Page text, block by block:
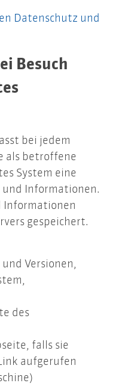
Datenschutz und
Besuch
bei jedem
als betroffene
System eine
und Informationen.
Informationen
gespeichert.
Versionen,
des
falls sie
aufgerufen